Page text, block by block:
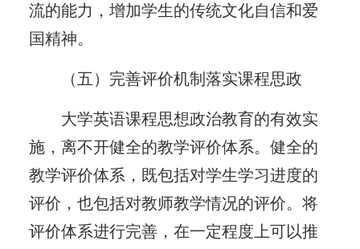
流的能力，增加学生的传统文化自信和爱
国精神。
（五）完善评价机制落实课程思政
大学英语课程思想政治教育的有效实
施，离不开健全的教学评价体系。健全的
教学评价体系，既包括对学生学习进度的
评价，也包括对教师教学情况的评价。将
评价体系进行完善，在一定程度上可以推